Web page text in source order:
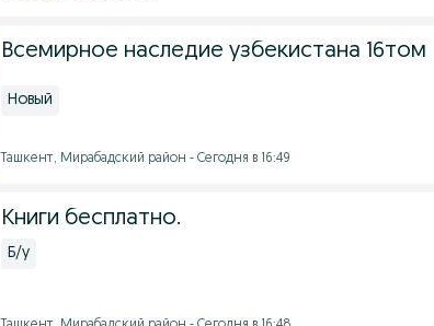
Всемирное наследие узбекистана 16том
Новый
Ташкент, Мирабадский район - Сегодня в 16:49
Книги бесплатно.
Б/у